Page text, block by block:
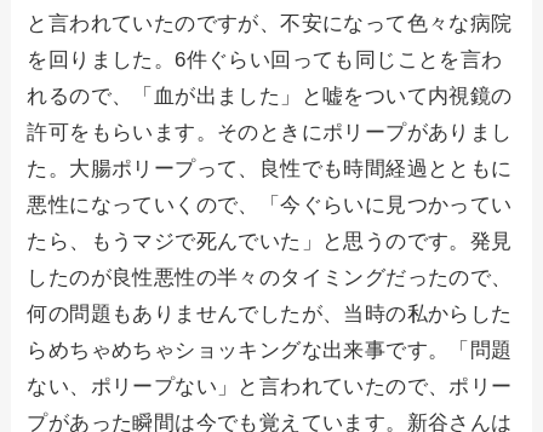
と言われていたのですが、不安になって色々な病院
を回りました。6件ぐらい回っても同じことを言わ
れるので、「血が出ました」と嘘をついて内視鏡の
許可をもらいます。そのときにポリープがありまし
た。大腸ポリープって、良性でも時間経過とともに
悪性になっていくので、「今ぐらいに見つかってい
たら、もうマジで死んでいた」と思うのです。発見
したのが良性悪性の半々のタイミングだったので、
何の問題もありませんでしたが、当時の私からした
らめちゃめちゃショッキングな出来事です。「問題
ない、ポリープない」と言われていたので、ポリー
プがあった瞬間は今でも覚えています。新谷さんは